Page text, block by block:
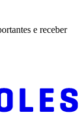
e receber